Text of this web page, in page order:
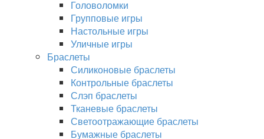
Головоломки
Групповые игры
Настольные игры
Уличные игры
Браслеты
Силиконовые браслеты
Контрольные браслеты
Слэп браслеты
Тканевые браслеты
Светоотражающие браслеты
Бумажные браслеты